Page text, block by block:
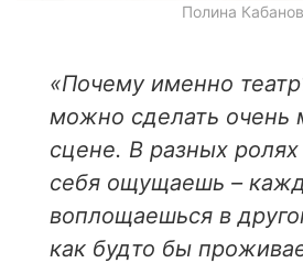
Полина
«Почему именно
можно сделать очень
сцене. В разных
себя ощущаешь –
воплощаешься в
как будто бы